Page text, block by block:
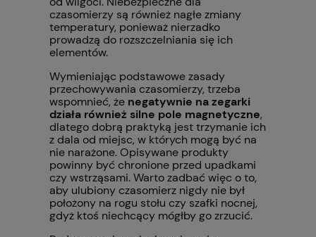
czasomierzy są również nagłe zmiany
temperatury, ponieważ nierzadko
prowadzą do rozszczelniania się ich
elementów.
Wymieniając podstawowe zasady
przechowywania czasomierzy, trzeba
wspomnieć, że negatywnie na zegarki
działa również silne pole magnetyczne,
dlatego dobrą praktyką jest trzymanie ich
z dala od miejsc, w których mogą być na
nie narażone. Opisywane produkty
powinny być chronione przed upadkami
czy wstrząsami. Warto zadbać więc o to,
aby ulubiony czasomierz nigdy nie był
położony na rogu stołu czy szafki nocnej,
gdyż ktoś niechcący mógłby go zrzucić.